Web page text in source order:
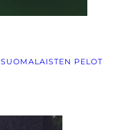
SUOMALAISTEN PELOT